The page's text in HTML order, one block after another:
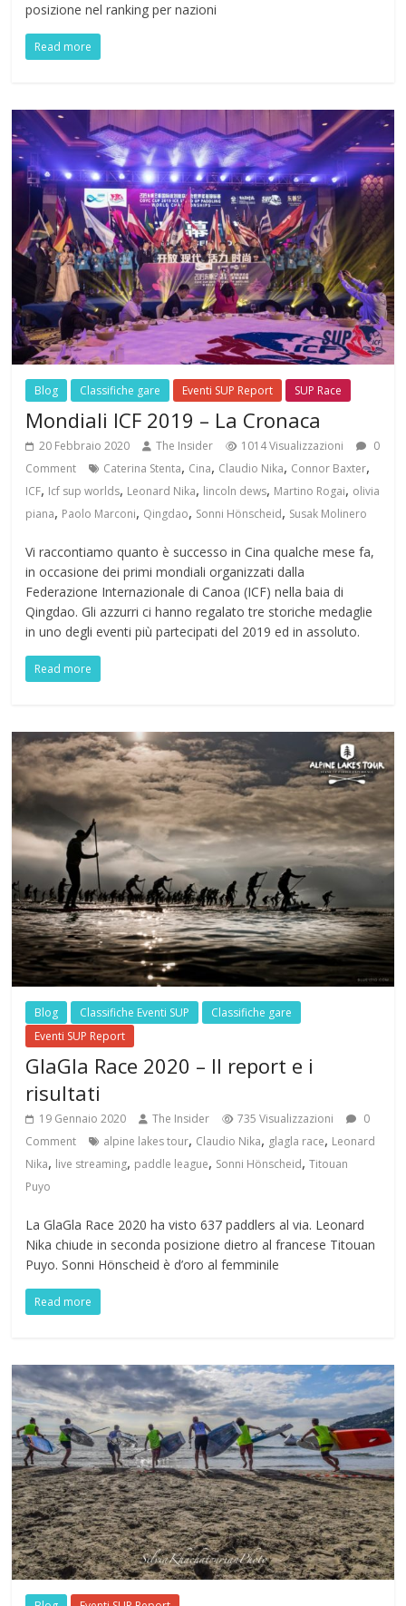
posizione nel ranking per nazioni
Read more
Blog Classifiche gare Eventi SUP Report SUP Race
Mondiali ICF 2019 – La Cronaca
20 Febbraio 2020 The Insider 1014 Visualizzazioni
0
Comment
Caterina Stenta, Cina, Claudio Nika, Connor Baxter,
ICF, Icf sup worlds, Leonard Nika, lincoln dews, Martino Rogai, olivia
piana, Paolo Marconi, Qingdao, Sonni Hönscheid, Susak Molinero
Vi raccontiamo quanto è successo in Cina qualche mese fa,
in occasione dei primi mondiali organizzati dalla
Federazione Internazionale di Canoa (ICF) nella baia di
Qingdao. Gli azzurri ci hanno regalato tre storiche medaglie
in uno degli eventi più partecipati del 2019 ed in assoluto.
Read more
Blog Classifiche Eventi SUP
Classifiche gare
Eventi SUP Report
GlaGla Race 2020 – Il report e i
risultati
19 Gennaio 2020 The Insider 735 Visualizzazioni
0
Comment
alpine lakes tour, Claudio Nika, glagla race, Leonard
Nika, live streaming, paddle league, Sonni Hönscheid,Titouan
Puyo
La GlaGla Race 2020 ha visto 637 paddlers al via. Leonard
Nika chiude in seconda posizione dietro al francese Titouan
Puyo. Sonni Hönscheid è d’oro al femminile
Read more